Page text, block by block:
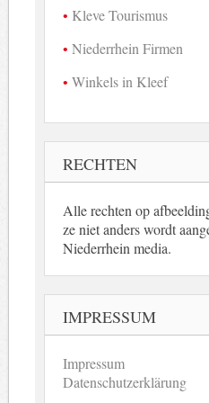
Kleve Tourismus
Niederrhein Firmen
Winkels in Kleef
RECHTEN
Alle rechten op
ze niet anders wordt
Niederrhein media.
IMPRESSUM
Impressum
Datenschutzerklärung